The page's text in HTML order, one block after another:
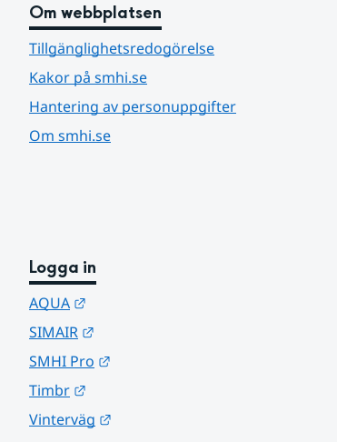
Om webbplatsen
Tillgänglighetsredogörelse
Kakor på smhi.se
Hantering av personuppgifter
Om smhi.se
Logga in
AQUA
SIMAIR
SMHI Pro
Timbr
Vinterväg